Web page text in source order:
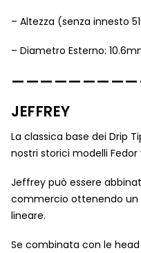
– Altezza (senza innesto
– Diametro Esterno:
JEFFREY
La classica base dei Drip
nostri storici modelli Fedor
Jeffrey può essere
commercio ottenendo
lineare.
Se combinata con le head